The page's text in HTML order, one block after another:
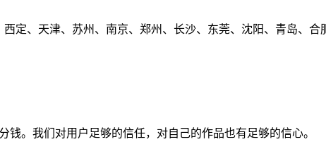
定、天津、苏州、南京、郑州、长沙、东莞、沈阳、青岛、合
。我们对用户足够的信任，对自己的作品也有足够的信心。